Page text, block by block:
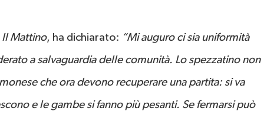
Il Mattino, ha dichiarato: “Mi auguro ci sia uniformità
a salvaguardia delle comunità. Lo spezzatino non
che ora devono recuperare una partita: si va
e le gambe si fanno più pesanti. Se fermarsi può